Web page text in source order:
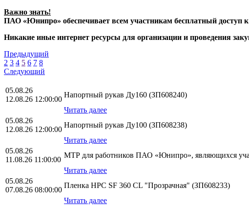
Важно знать!
ПАО «Юнипро» обеспечивает всем участникам бесплатный доступ
Никакие иные интернет ресурсы для организации и проведения
Предыдущий
2 3 4 5 6 7 8
Следующий
05.08.26
12.08.26 12:00:00
Напортный рукав Ду160 (ЗП608240)
Читать далее
05.08.26
12.08.26 12:00:00
Напортный рукав Ду100 (ЗП608238)
Читать далее
05.08.26
11.08.26 11:00:00
МТР для работников ПАО «Юнипро», являющихся
Читать далее
05.08.26
07.08.26 08:00:00
Пленка HPС SF 360 CL "Прозрачная" (ЗП608233)
Читать далее